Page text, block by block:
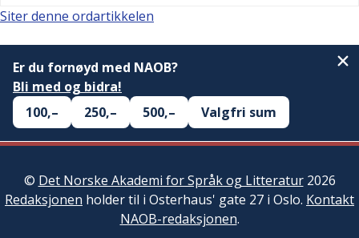
Siter denne ordartikkelen
Er du fornøyd med NAOB?
Bli med og bidra!
100,–
250,– 500,– Valgfri sum
© Det Norske Akademi for Språk og Litteratur2026
Redaksjonen holder til i Osterhaus' gate 27 i Oslo. Kontakt
NAOB-redaksjonen.